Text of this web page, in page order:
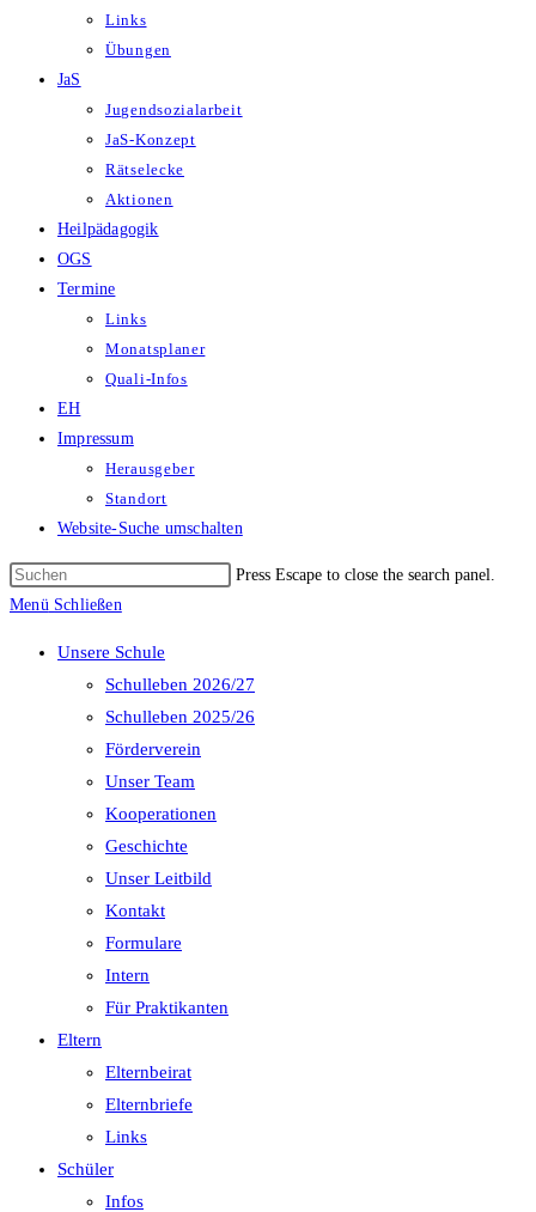
Links
Übungen
JaS
Jugendsozialarbeit
JaS-Konzept
Rätselecke
Aktionen
Heilpädagogik
OGS
Termine
Links
Monatsplaner
Quali-Infos
EH
Impressum
Herausgeber
Standort
Website-Suche umschalten
Press Escape to close the search panel.
Menü Schließen
Unsere Schule
Schulleben 2026/27
Schulleben 2025/26
Förderverein
Unser Team
Kooperationen
Geschichte
Unser Leitbild
Kontakt
Formulare
Intern
Für Praktikanten
Eltern
Elternbeirat
Elternbriefe
Links
Schüler
Infos